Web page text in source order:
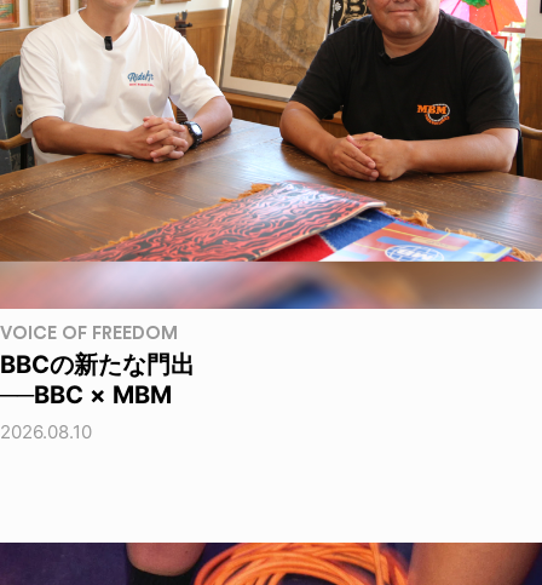
VOICE OF FREEDOM
BBCの新たな門出
──BBC × MBM
2026.08.10